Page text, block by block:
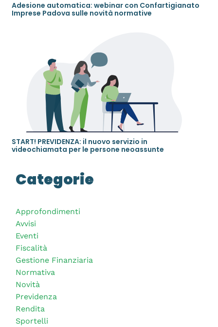
Adesione automatica: webinar con Confartigianato
Imprese Padova sulle novità normative
START! PREVIDENZA: il nuovo servizio in
videochiamata per le persone neoassunte
Categorie
Approfondimenti
Avvisi
Eventi
Fiscalità
Gestione Finanziaria
Normativa
Novità
Previdenza
Rendita
Sportelli